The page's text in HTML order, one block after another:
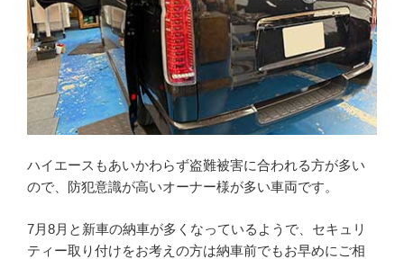
ハイエースもあいかわらず盗難被害に合われる方が多い
ので、防犯意識が高いオーナー様が多い車両です。
7月8月と新車の納車が多くなっているようで、セキュリ
ティー取り付けをお考えの方は納車前でもお早めにご相